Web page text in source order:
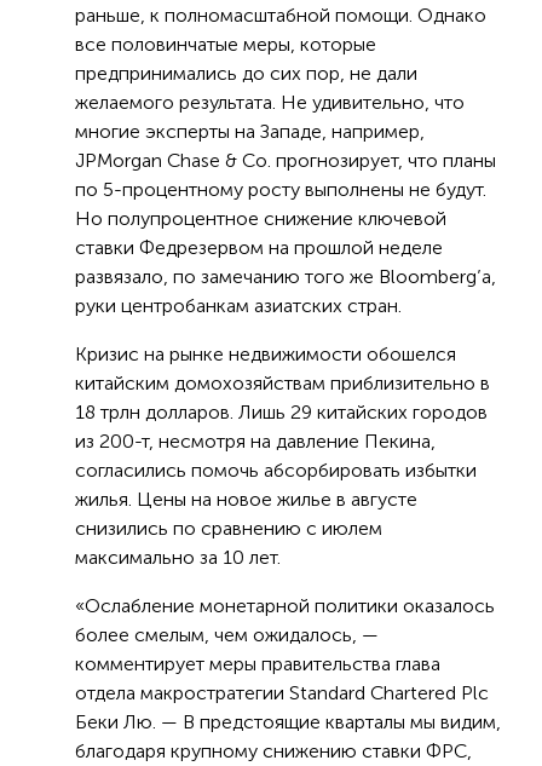
раньше, к полномасштабной помощи. Однако
все половинчатые меры, которые
предпринимались до сих пор, не дали
желаемого результата. Не удивительно, что
многие эксперты на Западе, например,
JPMorgan Chase & Co. прогнозирует, что планы
по 5-процентному росту выполнены не будут.
Но полупроцентное снижение ключевой
ставки Федрезервом на прошлой неделе
развязало, по замечанию того же Bloomberg’а,
руки центробанкам азиатских стран.
Кризис на рынке недвижимости обошелся
китайским домохозяйствам приблизительно в
18 трлн долларов. Лишь 29 китайских городов
из 200-т, несмотря на давление Пекина,
согласились помочь абсорбировать избытки
жилья. Цены на новое жилье в августе
снизились по сравнению с июлем
максимально за 10 лет.
«Ослабление монетарной политики оказалось
более смелым, чем ожидалось, —
комментирует меры правительства глава
отдела макростратегии Standard Chartered Plc
Беки Лю. — В предстоящие кварталы мы видим,
благодаря крупному снижению ставки ФРС,